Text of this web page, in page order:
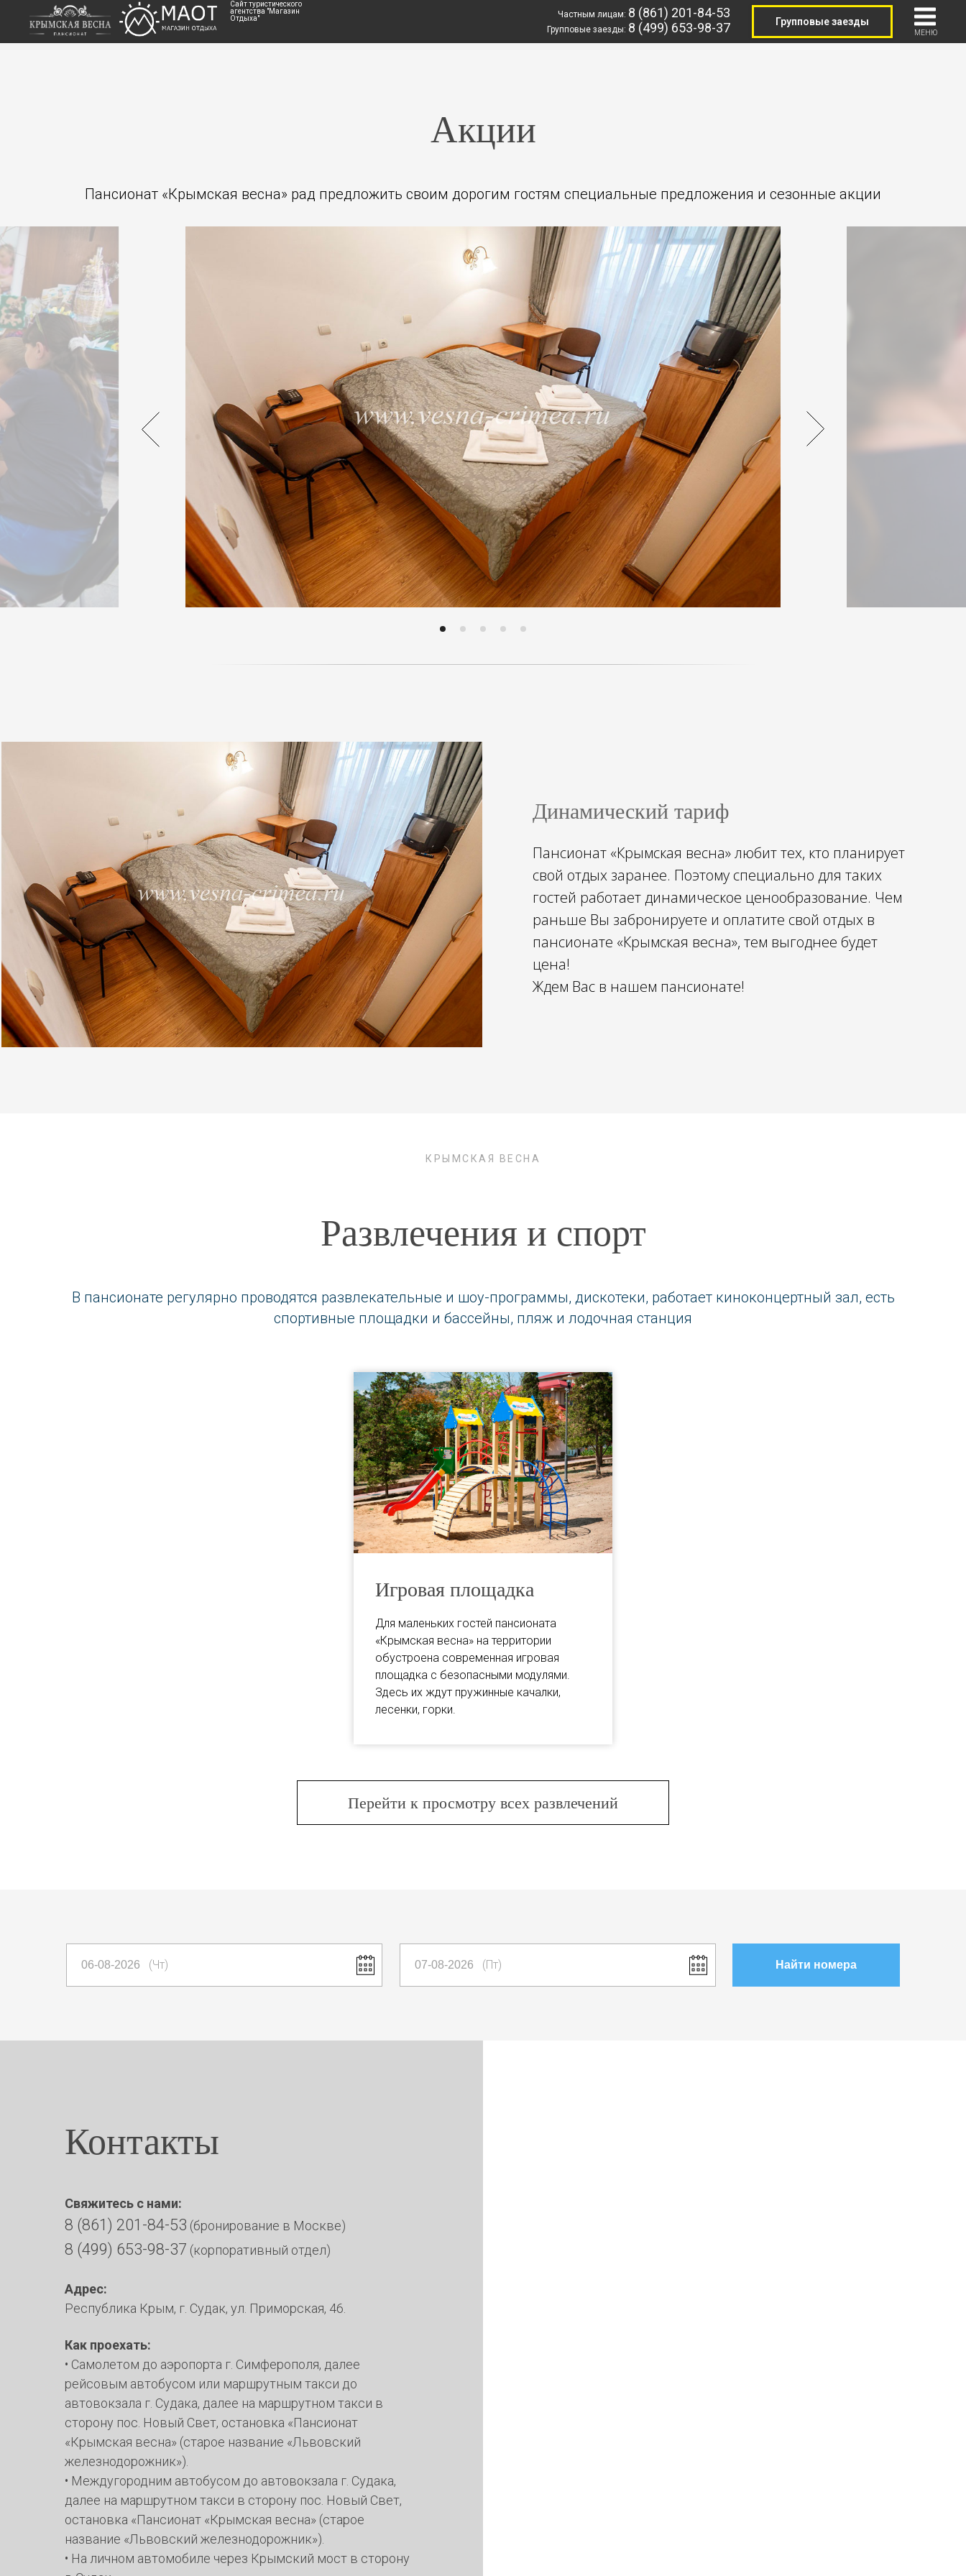
Сайт туристического
агентства "Магазин
Отдыха"
Частным лицам: 8 (861) 201-84-53
Групповые заезды: 8 (499) 653-98-37 Групповые заезды
МЕНЮ
Акции
Пансионат «Крымская весна» рад предложить своим дорогим гостям специальные предложения и сезонные акции
Динамический тариф
Пансионат «Крымская весна» любит тех, кто планирует
свой отдых заранее. Поэтому специально для таких
гостей работает динамическое ценообразование. Чем
раньше Вы забронируете и оплатите свой отдых в
пансионате «Крымская весна», тем выгоднее будет
цена!
Ждем Вас в нашем пансионате!
КРЫМСКАЯ ВЕСНА
Развлечения и спорт
В пансионате регулярно проводятся развлекательные и шоу-программы, дискотеки, работает киноконцертный зал, есть
спортивные площадки и бассейны, пляж и лодочная станция
Игровая площадка
Для маленьких гостей пансионата
«Крымская весна» на территории
обустроена современная игровая
площадка с безопасными модулями.
Здесь их ждут пружинные качалки,
лесенки, горки.
Перейти к просмотру всех развлечений
(Чт) (Пт) Найти номера
Контакты
Свяжитесь с нами:
8 (861) 201-84-53 (бронирование в Москве)
8 (499) 653-98-37 (корпоративный отдел)
Адрес:
Республика Крым, г. Судак, ул. Приморская, 46.
Как проехать:
• Самолетом до аэропорта г. Симферополя, далее
рейсовым автобусом или маршрутным такси до
автовокзала г. Судака, далее на маршрутном такси в
сторону пос. Новый Свет, остановка «Пансионат
«Крымская весна» (старое название «Львовский
железнодорожник»).
• Междугородним автобусом до автовокзала г. Судака,
далее на маршрутном такси в сторону пос. Новый Свет,
остановка «Пансионат «Крымская весна» (старое
название «Львовский железнодорожник»).
• На личном автомобиле через Крымский мост в сторону